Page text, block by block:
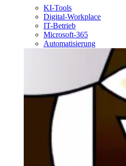
KI-Tools
Digital-Workplace
IT-Betrieb
Microsoft-365
Automatisierung